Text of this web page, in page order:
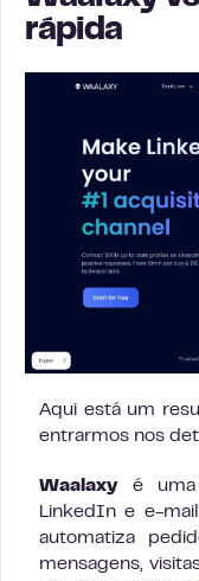
rápida
Aqui está um
entrarmos nos
Waalaxyé uma
LinkedIn e e-
automatiza
mensagens,